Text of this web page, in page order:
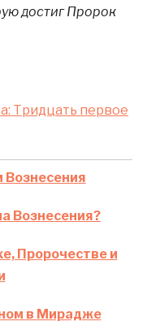
достиг Пророк
Тридцать первое
Вознесения
Вознесения?
Пророчестве и
в Мирадже